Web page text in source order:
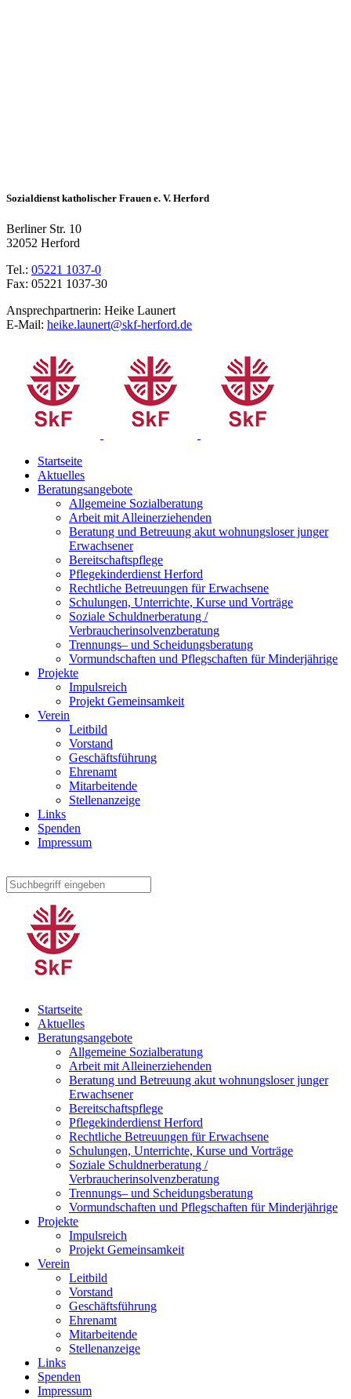
Sozialdienst katholischer Frauen e. V. Herford
Berliner Str. 10
32052 Herford
Tel.: 05221 1037-0
Fax: 05221 1037-30
Ansprechpartnerin: Heike Launert
E-Mail: heike.launert@skf-herford.de
Startseite
Aktuelles
Beratungsangebote
Allgemeine Sozialberatung
Arbeit mit Alleinerziehenden
Beratung und Betreuung akut wohnungsloser junger
Erwachsener
Bereitschaftspflege
Pflegekinderdienst Herford
Rechtliche Betreuungen für Erwachsene
Schulungen, Unterrichte, Kurse und Vorträge
Soziale Schuldnerberatung /
Verbraucherinsolvenzberatung
Trennungs– und Scheidungsberatung
Vormundschaften und Pflegschaften für Minderjährige
Projekte
Impulsreich
Projekt Gemeinsamkeit
Verein
Leitbild
Vorstand
Geschäftsführung
Ehrenamt
Mitarbeitende
Stellenanzeige
Links
Spenden
Impressum
Startseite
Aktuelles
Beratungsangebote
Allgemeine Sozialberatung
Arbeit mit Alleinerziehenden
Beratung und Betreuung akut wohnungsloser junger
Erwachsener
Bereitschaftspflege
Pflegekinderdienst Herford
Rechtliche Betreuungen für Erwachsene
Schulungen, Unterrichte, Kurse und Vorträge
Soziale Schuldnerberatung /
Verbraucherinsolvenzberatung
Trennungs– und Scheidungsberatung
Vormundschaften und Pflegschaften für Minderjährige
Projekte
Impulsreich
Projekt Gemeinsamkeit
Verein
Leitbild
Vorstand
Geschäftsführung
Ehrenamt
Mitarbeitende
Stellenanzeige
Links
Spenden
Impressum